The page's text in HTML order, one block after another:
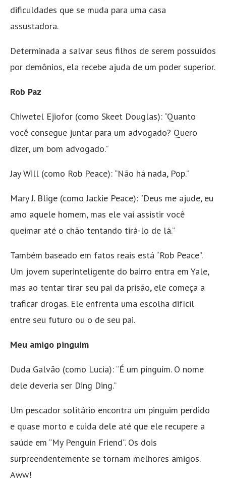
dificuldades que se muda para uma casa
assustadora.
Determinada a salvar seus filhos de serem possuídos
por demônios, ela recebe ajuda de um poder superior.
Rob Paz
Chiwetel Ejiofor (como Skeet Douglas): “Quanto
você consegue juntar para um advogado? Quero
dizer, um bom advogado.”
Jay Will (como Rob Peace): “Não há nada, Pop.”
Mary J. Blige (como Jackie Peace): “Deus me ajude, eu
amo aquele homem, mas ele vai assistir você
queimar até o chão tentando tirá-lo de lá.”
Também baseado em fatos reais está “Rob Peace”.
Um jovem superinteligente do bairro entra em Yale,
mas ao tentar tirar seu pai da prisão, ele começa a
traficar drogas. Ele enfrenta uma escolha difícil
entre seu futuro ou o de seu pai.
Meu amigo pinguim
Duda Galvão (como Lucia): “É um pinguim. O nome
dele deveria ser Ding Ding.”
Um pescador solitário encontra um pinguim perdido
e quase morto e cuida dele até que ele recupere a
saúde em “My Penguin Friend”. Os dois
surpreendentemente se tornam melhores amigos.
Aww!